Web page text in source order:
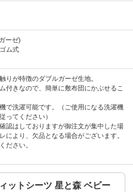
ーゼ)
ム式
りが特徴のダブルガーゼ生地。
付きなので、簡単に敷布団にかぶせるこ
で洗濯可能です。（ご使用になる洗濯機
ってください）
認はしておりますが御注文が集中した場
により、欠品となる場合がございます。
ださい。
ットシーツ 星と森 ベビー